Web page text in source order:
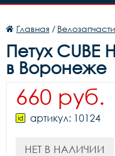
Главная / Велозапчасти
Петух CUBE
в Воронеже
660 руб.
артикул: 10124
НЕТ В НАЛИЧИИ